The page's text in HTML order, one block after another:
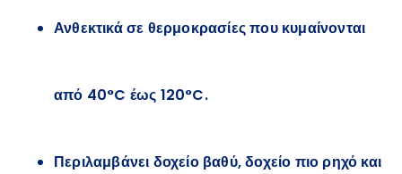
Ανθεκτικά σε θερμοκρασίες που κυμαίνονται
από 40°C έως 120°C.
Περιλαμβάνει δοχείο βαθύ, δοχείο πιο ρηχό και